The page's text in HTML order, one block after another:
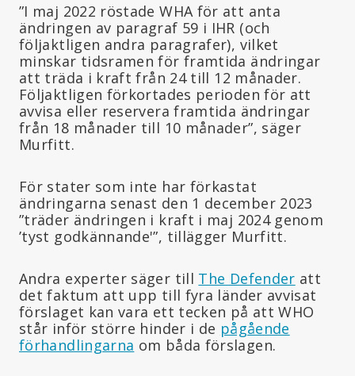
”I maj 2022 röstade WHA för att anta
ändringen av paragraf 59 i IHR (och
följaktligen andra paragrafer), vilket
minskar tidsramen för framtida ändringar
att träda i kraft från 24 till 12 månader.
Följaktligen förkortades perioden för att
avvisa eller reservera framtida ändringar
från 18 månader till 10 månader”, säger
Murfitt.
För stater som inte har förkastat
ändringarna senast den 1 december 2023
”träder ändringen i kraft i maj 2024 genom
’tyst godkännande'”, tillägger Murfitt.
Andra experter säger till The Defender att
det faktum att upp till fyra länder avvisat
förslaget kan vara ett tecken på att WHO
står inför större hinder i de pågående
förhandlingarna om båda förslagen.